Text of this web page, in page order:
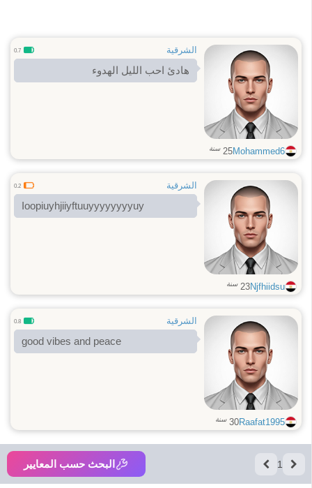
الشرقية 0.7
هادئ احب الليل الهدوء
Mohammed6
25 سنة
الشرقية 0.2
Ioopiuyhjiiyftuuyyyyyyyyuy
Njfhiidsu
23 سنة
الشرقية 0.8
good vibes and peace
Raafat1995
30 سنة
1 البحث حسب المعايير